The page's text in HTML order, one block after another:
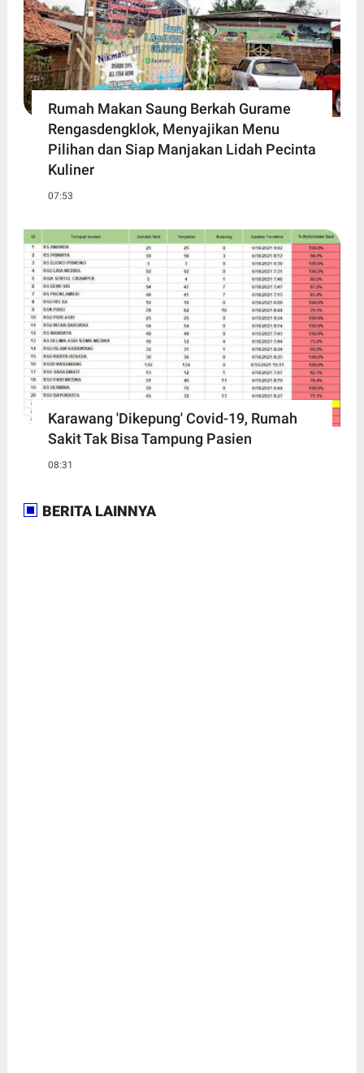
Rumah Makan Saung Berkah Gurame
Rengasdengklok, Menyajikan Menu
Pilihan dan Siap Manjakan Lidah Pecinta
Kuliner
07:53
Karawang 'Dikepung' Covid-19, Rumah
Sakit Tak Bisa Tampung Pasien
08:31
BERITA LAINNYA